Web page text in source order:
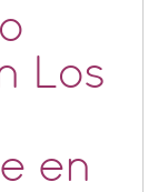
Los
en